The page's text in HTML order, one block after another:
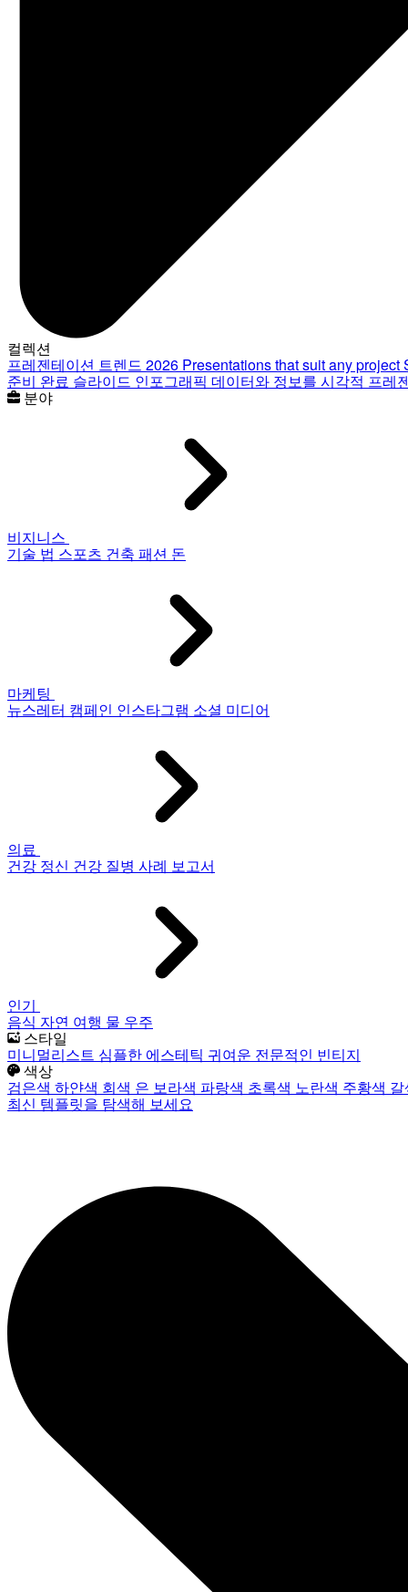
컬렉션
프레젠테이션 트렌드 2026 Presentations that suit any project
준비 완료 슬라이드 인포그래픽 데이터와 정보를 시각적 프레
분야
비지니스
기술 법 스포츠 건축 패션 돈
마케팅
뉴스레터 캠페인 인스타그램 소셜 미디어
의료
건강 정신 건강 질병 사례 보고서
인기
음식 자연 여행 물 우주
스타일
미니멀리스트 심플한 에스테틱 귀여운 전문적인 빈티지
색상
검은색 하얀색 회색 은 보라색 파랑색 초록색 노란색 주황색
최신 템플릿을 탐색해 보세요